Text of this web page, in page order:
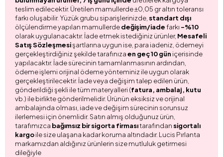
teslim edilecektir. Üretilen mamullerde ±0,05 gr altın toleransı
farkı oluşabilir. Yüzük grubu siparişlerinizde, standart dışı
ölçülendirme yapılan mamullerdedeğişim/iadefarkı -%10
olarak uygulanacaktır. İade etmek istediğiniz ürünler, Mesafeli
Satış Sözleşmesişartlarına uygun ise, para iadeniz, ödemeyi
gerçekleştirdiğiniz şekilde tarafınızaen geç 10 gün içerisinde
yapılacaktır. İade sürecinin tamamlanmasının ardından,
ödeme işlemi orijinal ödeme yönteminiz ile uygun olarak
gerçekleştirilecektir. İade veya değişim talep edilen ürün,
gönderildiği şekli ile tüm materyalleri (fatura, ambalaj, kutu
vb.) ile birlikte gönderilmelidir. Ürünün eksiksiz ve orijinal
ambalajında olması, iade ve değişim sürecinin sorunsuz
ilerlemesi için önemlidir. Satın almış olduğunuz ürün,
tarafımızca bağımsız bir sigorta firmasıtarafından sigortalı
kargoile size ulaşana kadar koruma altındadır. Lucis Pırlanta
markamızdan aldığınız ürünlerin size mutluluk getirmesi
dileğiyle